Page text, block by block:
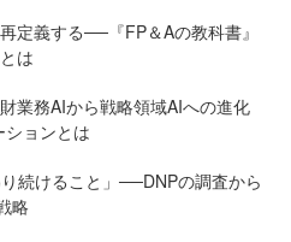
定義する──『FP＆Aの教科書』
は
業務AIから戦略領域AIへの進化
ョンとは
続けること」──DNPの調査から
略